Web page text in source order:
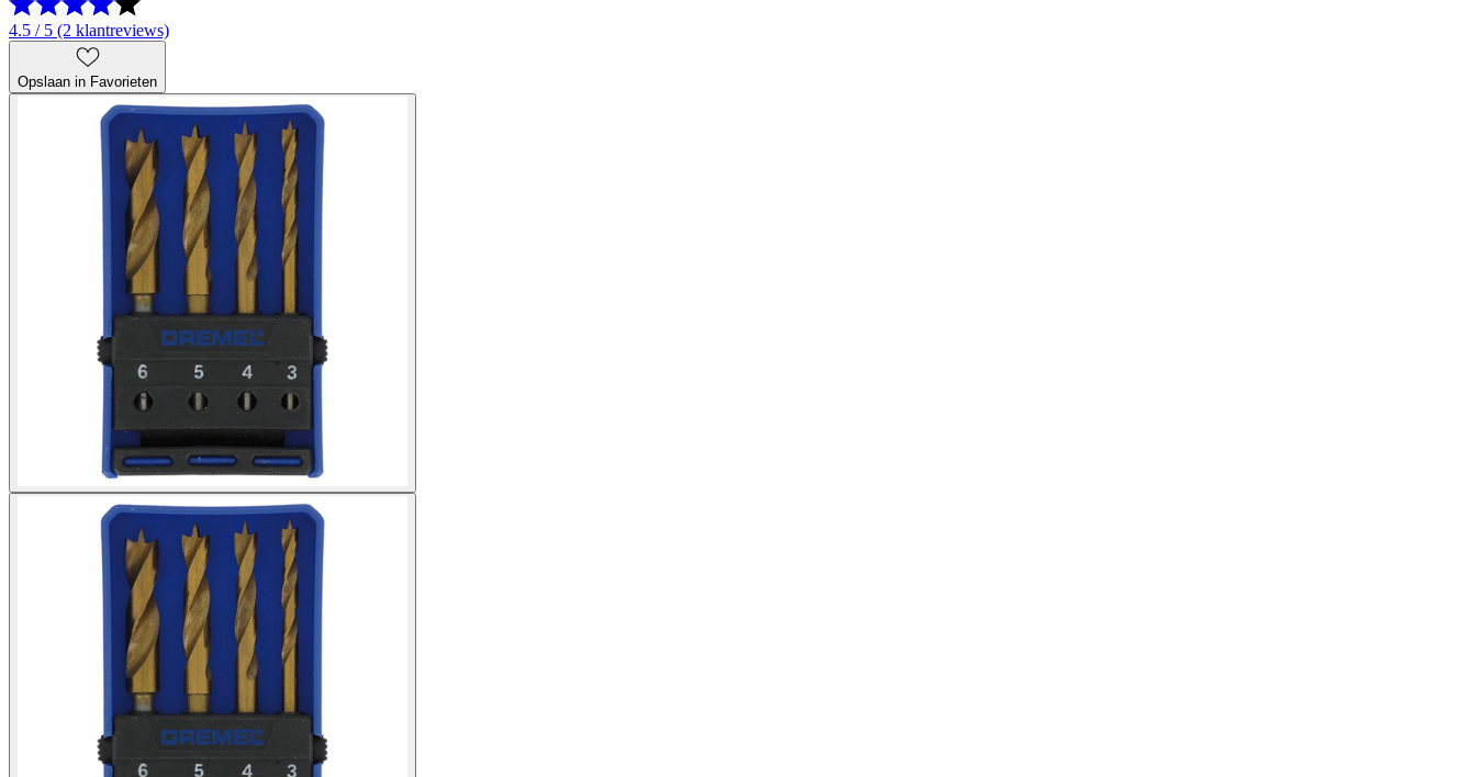
4.5 / 5 (2 klantreviews)
Opslaan in Favorieten